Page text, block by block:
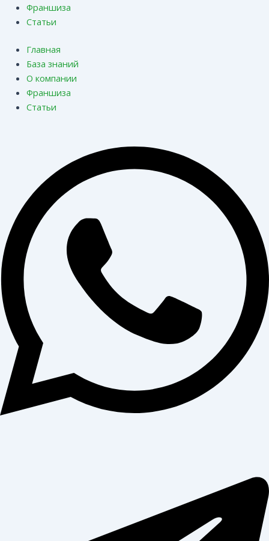
Франшиза
Статьи
Главная
База знаний
О компании
Франшиза
Статьи